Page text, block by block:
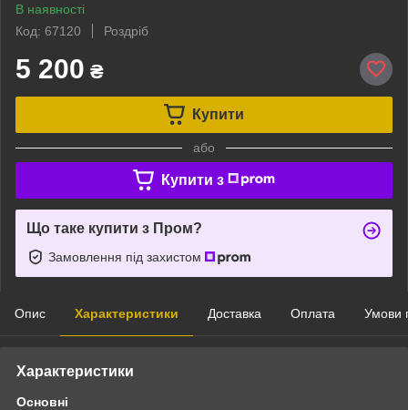
В наявності
Код: 67120
Роздріб
5 200 ₴
Купити
або
Купити з
Що таке купити з Пром?
Замовлення під захистом
Опис Характеристики Доставка Оплата Умови
Характеристики
Основні